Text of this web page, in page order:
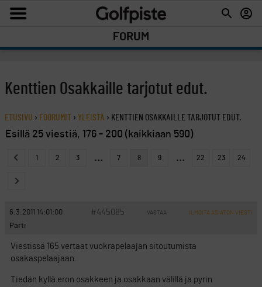
FORUM
Kenttien Osakkaille tarjotut edut.
ETUSIVU › FOORUMIT › YLEISTÄ › KENTTIEN OSAKKAILLE TARJOTUT EDUT.
Esillä 25 viestiä, 176 - 200 (kaikkiaan 590)
1 2 3 … 7 8 9 … 22 23 24
6.3.2011 14:01:00 #445085 VASTAA ILMOITA ASIATON VIESTI
Parti
Viestissä 165 vertaat vuokrapelaajan sitoutumista
osakaspelaajaan.
Tiedän kyllä eron osakkeen ja osakkaan välillä ja pyrin